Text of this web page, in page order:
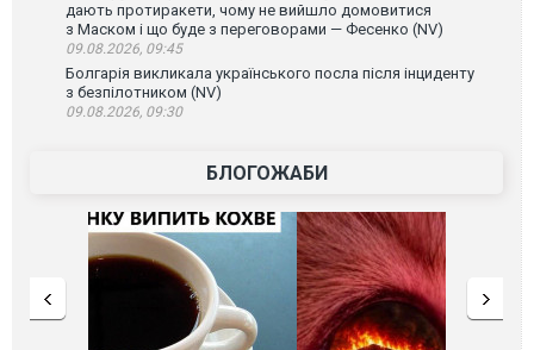
дають протиракети, чому не вийшло домовитися
з Маском і що буде з переговорами — Фесенко (NV)
09.08.2026, 09:45
Болгарія викликала українського посла після інциденту
з безпілотником (NV)
09.08.2026, 09:30
БЛОГОЖАБИ